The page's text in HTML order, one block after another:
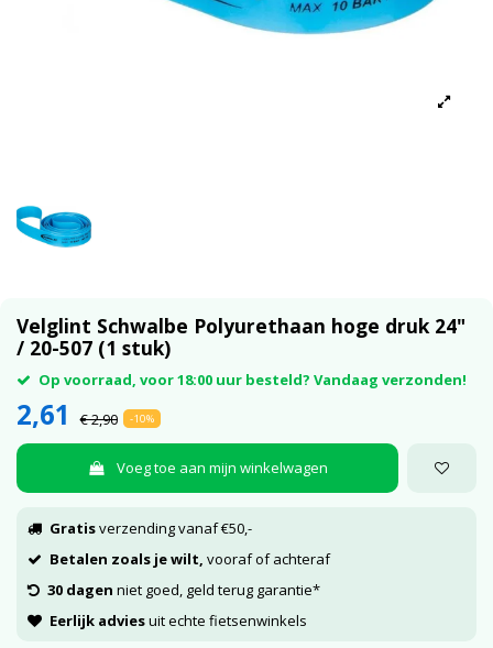
Velglint Schwalbe Polyurethaan hoge druk 24"
/ 20-507 (1 stuk)
Op voorraad, voor 18:00 uur besteld? Vandaag verzonden!
2,61 € 2,90 -10%
Voeg toe aan mijn winkelwagen
Gratisverzending vanaf €50,-
Betalen zoals je wilt, vooraf of achteraf
30 dagen niet goed, geld terug garantie*
Eerlijk adviesuit echte fietsenwinkels